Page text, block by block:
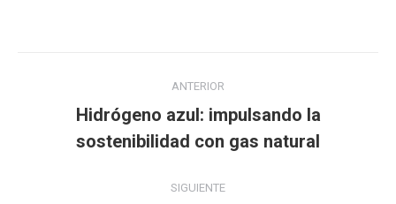
publicaciones
ANTERIOR
Publicación
anterior:
Hidrógeno azul: impulsando la
sostenibilidad con gas natural
SIGUIENTE